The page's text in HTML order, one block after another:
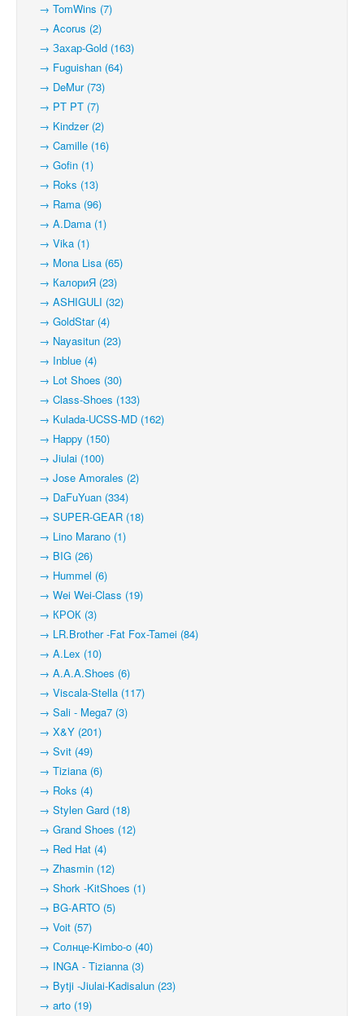
→ TomWins (7)
→ Acorus (2)
→ Захар-Gold (163)
→ Fuguishan (64)
→ DeMur (73)
→ PT PT (7)
→ Kindzer (2)
→ Camille (16)
→ Gofin (1)
→ Roks (13)
→ Rama (96)
→ A.Dama (1)
→ Vika (1)
→ Mona Lisa (65)
→ КалориЯ (23)
→ ASHIGULI (32)
→ GoldStar (4)
→ Nayasitun (23)
→ Inblue (4)
→ Lot Shoes (30)
→ Class-Shoes (133)
→ Kulada-UCSS-MD (162)
→ Happy (150)
→ Jiulai (100)
→ Jose Amorales (2)
→ DaFuYuan (334)
→ SUPER-GEAR (18)
→ Lino Marano (1)
→ BIG (26)
→ Hummel (6)
→ Wei Wei-Class (19)
→ КРОК (3)
→ LR.Brother -Fat Fox-Tamei (84)
→ A.Lex (10)
→ A.A.A.Shoes (6)
→ Viscala-Stella (117)
→ Sali - Mega7 (3)
→ X&Y (201)
→ Svit (49)
→ Tiziana (6)
→ Roks (4)
→ Stylen Gard (18)
→ Grand Shoes (12)
→ Red Hat (4)
→ Zhasmin (12)
→ Shork -KitShoes (1)
→ BG-ARTO (5)
→ Voit (57)
→ Солнце-Kimbo-o (40)
→ INGA - Tizianna (3)
→ Bytji -Jiulai-Kadisalun (23)
→ arto (19)